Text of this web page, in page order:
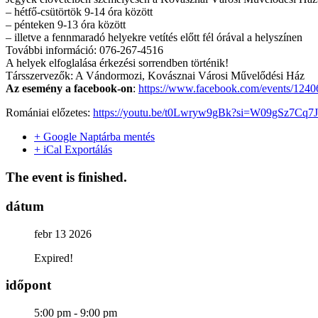
– hétfő-csütörtök 9-14 óra között
– pénteken 9-13 óra között
– illetve a fennmaradó helyekre vetítés előtt fél órával a helyszínen
További információ: 076-267-4516
A helyek elfoglalása érkezési sorrendben történik!
Társszervezők: A Vándormozi, Kovásznai Városi Művelődési Ház
Az esemény a facebook-on: https://www.facebook.com/events/
Romániai előzetes: https://youtu.be/
+ Google Naptárba mentés
+ iCal Exportálás
The event is finished.
dátum
febr 13 2026
Expired!
időpont
5:00 pm - 9:00 pm